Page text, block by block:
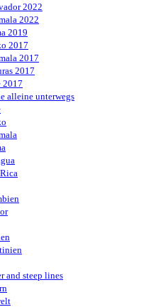
2022
2022
2019
2017
2017
2017
2017
alleine unterwegs
and steep lines